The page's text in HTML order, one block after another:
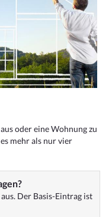
oder eine Wohnung zu
mehr als nur vier
aus. Der Basis-Eintrag ist